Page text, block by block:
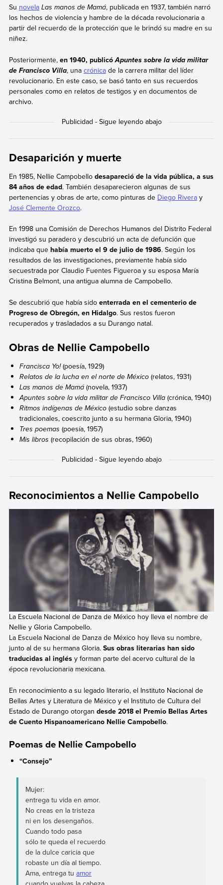
Su novela Las manos de Mamá, publicada en 1937, también narró
los hechos de violencia y hambre de la década revolucionaria a
partir del recuerdo de la protección que le brindó su madre en su
niñez.
Posteriormente, en 1940, publicóApuntes sobre la vida militar
de Francisco Villa, una crónicade la carrera militar del líder
revolucionario. En este caso, se basó tanto en sus recuerdos
personales como en relatos de testigos y en documentos de
archivo.
Desaparición y muerte
En 1985, Nellie Campobello desapareció de la vida pública, a sus
84 años de edad. También desaparecieron algunas de sus
pertenencias y obras de arte, como pinturas de Diego Riveray
José Clemente Orozco.
En 1998 una Comisión de Derechos Humanos del Distrito Federal
investigó su paradero y descubrió un acta de defunción que
indicaba que había muerto el 9 de julio de 1986. Según los
resultados de las investigaciones, previamente había sido
secuestrada por Claudio Fuentes Figueroa y su esposa María
Cristina Belmont, una antigua alumna de Campobello.
Se descubrió que había sido enterrada en el cementerio de
Progreso de Obregón, en Hidalgo. Sus restos fueron
recuperados y trasladados a su Durango natal.
Obras de Nellie Campobello
Francisca Yo!(poesía, 1929)
Relatos de la lucha en el norte de México (relatos, 1931)
Las manos de Mamá (novela, 1937)
Apuntes sobre la vida militar de Francisco Villa (crónica, 1940)
Ritmos indígenas de México (estudio sobre danzas
tradicionales, coescrito junto a su hermana Gloria, 1940)
Tres poemas (poesía, 1957)
Mis libros (recopilación de sus obras, 1960)
Reconocimientos a Nellie Campobello
La Escuela Nacional de Danza de México hoy lleva el nombre de
Nellie y Gloria Campobello.
La Escuela Nacional de Danza de México hoy lleva su nombre,
junto al de su hermana Gloria. Sus obras literarias han sido
traducidas al inglésy forman parte del acervo cultural de la
época revolucionaria mexicana.
En reconocimiento a su legado literario, el Instituto Nacional de
Bellas Artes y Literatura de México y el Instituto de Cultura del
Estado de Durango otorgan desde 2018 el Premio Bellas Artes
de Cuento Hispanoamericano Nellie Campobello.
Poemas de Nellie Campobello
“Consejo”
Mujer:
entrega tu vida en amor.
No creas en la tristeza
ni en los desengaños.
Cuando todo pasa
sólo te queda el recuerdo
de la dulce caricia que
robaste un día al tiempo.
Ama, entrega tu amor